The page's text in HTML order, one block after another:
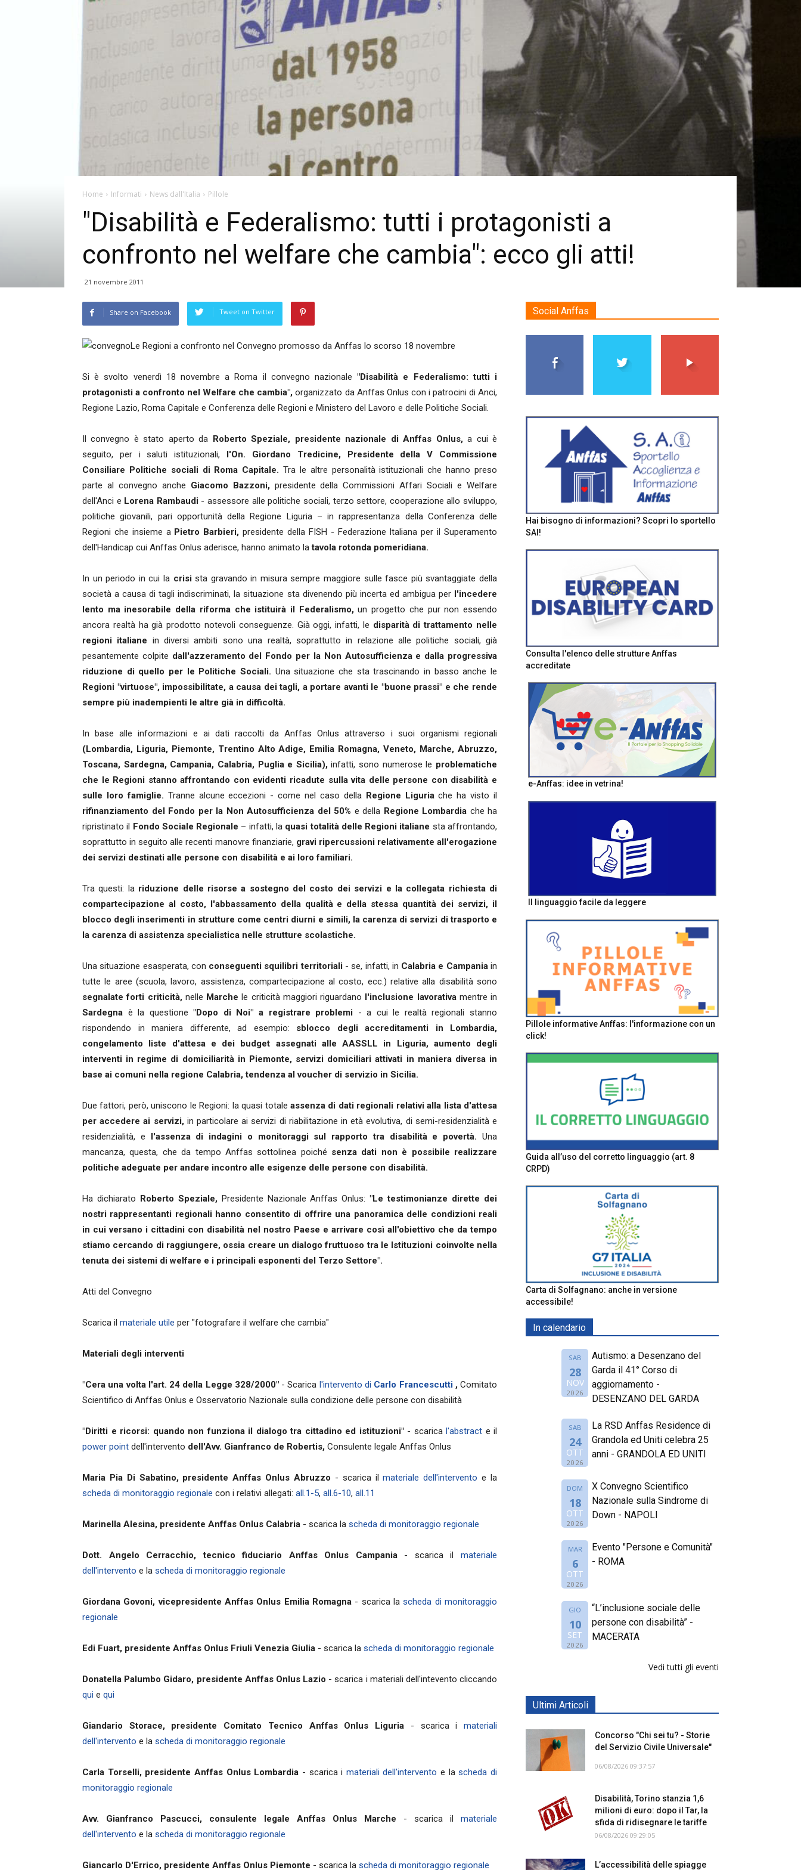
Home Informati News dall'Italia Pillole
"Disabilità e Federalismo: tutti i protagonisti a
confronto nel welfare che cambia": ecco gli atti!
21 novembre 2011
Share on Facebook Tweet on Twitter
Le Regioni a confronto nel Convegno promosso da Anffas lo scorso 18 novembre
Si è svolto venerdì 18 novembre a Roma il convegno nazionale"Disabilità e Federalismo: tutti i
protagonisti a confronto nel Welfare che cambia", organizzato da Anffas Onlus con i patrocini di Anci,
Regione Lazio, Roma Capitale e Conferenza delle Regioni e Ministero del Lavoro e delle Politiche Sociali.
Il convegno è stato aperto da Roberto Speziale, presidente nazionale di Anffas Onlus,a cui è
seguito, per i saluti istituzionali,
l'On. Giordano Tredicine, Presidente della V Commissione
Consiliare Politiche sociali di Roma Capitale. Tra le altre personalità istituzionali che hanno preso
parte al convegno anche Giacomo Bazzoni,presidente della Commissioni Affari Sociali e Welfare
dell'Anci e Lorena Rambaudi- assessore alle politiche sociali, terzo settore, cooperazione allo sviluppo,
politiche giovanili, pari opportunità della Regione Liguria – in rappresentanza della Conferenza delle
Regioni che insieme a Pietro Barbieri, presidente della FISH - Federazione Italiana per il Superamento
dell'Handicap cui Anffas Onlus aderisce, hanno animato latavola rotonda pomeridiana.
In un periodo in cui la crisista gravando in misura sempre maggiore sulle fasce più svantaggiate della
società a causa di tagli indiscriminati, la situazione sta divenendo più incerta ed ambigua per l'incedere
lento ma inesorabile della riforma che istituirà il Federalismo,un progetto che pur non essendo
ancora realtà ha già prodotto notevoli conseguenze. Già oggi, infatti, le disparità di trattamento nelle
regioni italiane in diversi ambiti sono una realtà, soprattutto in relazione alle politiche sociali, già
pesantemente colpite dall'azzeramento del Fondo per la Non Autosufficienza e dalla progressiva
riduzione di quello per le Politiche Sociali. Una situazione che sta trascinando in basso anche le
Regioni "virtuose", impossibilitate, a causa dei tagli, a portare avanti le "buone prassi" e che rende
sempre più inadempienti le altre già in difficoltà.
In base alle informazioni e ai dati raccolti da Anffas Onlus attraverso i suoi organismi regionali
(Lombardia, Liguria, Piemonte, Trentino Alto Adige, Emilia Romagna, Veneto, Marche, Abruzzo,
Toscana, Sardegna, Campania, Calabria, Puglia e Sicilia),infatti, sono numerose le problematiche
che le Regioni stanno affrontando con evidenti ricadute sulla vita delle persone con disabilità e
sulle loro famiglie. Tranne alcune eccezioni - come nel caso della Regione Liguriache ha visto il
rifinanziamento del Fondo per la Non Autosufficienza del 50% e della Regione Lombardia che ha
ripristinato il
Fondo Sociale Regionale – infatti, la quasi totalità delle Regioni italiane sta affrontando,
soprattutto in seguito alle recenti manovre finanziarie, gravi ripercussioni relativamente all'erogazione
dei servizi destinati alle persone con disabilità e ai loro familiari.
Tra questi: la riduzione delle risorse a sostegno del costo dei servizi e la collegata richiesta di
compartecipazione al costo, l'abbassamento della qualità e della stessa quantità dei servizi, il
blocco degli inserimenti in strutture come centri diurni e simili, la carenza di servizi di trasporto e
la carenza di assistenza specialistica nelle strutture scolastiche.
Una situazione esasperata, con conseguenti squilibri territoriali- se, infatti, in Calabria e Campaniain
tutte le aree (scuola, lavoro, assistenza, compartecipazione al costo, ecc.) relative alla disabilità sono
segnalate forti criticità,nelle Marche le criticità maggiori riguardano l'inclusione lavorativamentre in
Sardegna è la questione"Dopo di Noi" a registrare problemi - a cui le realtà regionali stanno
rispondendo in maniera differente, ad esempio: sblocco degli accreditamenti in Lombardia,
congelamento liste d'attesa e dei budget assegnati alle AASSLL in Liguria, aumento degli
interventi in regime di domiciliarità in Piemonte, servizi domiciliari attivati in maniera diversa in
base ai comuni nella regione Calabria, tendenza al voucher di servizio in Sicilia.
Due fattori, però, uniscono le Regioni: la quasi totale assenza di dati regionali relativi alla lista d'attesa
per accedere ai servizi,in particolare ai servizi di riabilitazione in età evolutiva, di semi-residenzialità e
residenzialità, e
l'assenza di indagini o monitoraggi sul rapporto tra disabilità e povertà. Una
mancanza, questa, che da tempo Anffas sottolinea poiché senza dati non è possibile realizzare
politiche adeguate per andare incontro alle esigenze delle persone con disabilità.
Ha dichiarato Roberto Speziale,Presidente Nazionale Anffas Onlus:"Le testimonianze dirette dei
nostri rappresentanti regionali hanno consentito di offrire una panoramica delle condizioni reali
in cui versano i cittadini con disabilità nel nostro Paese e arrivare così all'obiettivo che da tempo
stiamo cercando di raggiungere, ossia creare un dialogo fruttuoso tra le Istituzioni coinvolte nella
tenuta dei sistemi di welfare e i principali esponenti del Terzo Settore".
Atti del Convegno
Scarica il materiale utile per "fotografare il welfare che cambia"
Materiali degli interventi
"Cera una volta l'art. 24 della Legge 328/2000"- Scarica l'intervento di Carlo Francescutti ,Comitato
Scientifico di Anffas Onlus e Osservatorio Nazionale sulla condizione delle persone con disabilità
"Diritti e ricorsi: quando non funziona il dialogo tra cittadino ed istituzioni"- scarica l'abstract e il
power point dell'intervento dell'Avv. Gianfranco de Robertis, Consulente legale Anffas Onlus
Maria Pia Di Sabatino, presidente Anffas Onlus Abruzzo - scarica ilmateriale dell'interventoe la
scheda di monitoraggio regionale con i relativi allegati: all.1-5, all.6-10, all.11
Marinella Alesina, presidente Anffas Onlus Calabria - scarica la scheda di monitoraggio regionale
Dott. Angelo Cerracchio, tecnico fiduciario Anffas Onlus Campania- scarica ilmateriale
dell'intervento e la scheda di monitoraggio regionale
Giordana Govoni, vicepresidente Anffas Onlus Emilia Romagna - scarica lascheda di monitoraggio
regionale
Edi Fuart, presidente Anffas Onlus Friuli Venezia Giulia - scarica la scheda di monitoraggio regionale
Donatella Palumbo Gidaro, presidente Anffas Onlus Lazio - scarica i materiali dell'intevento cliccando
qui e qui
Giandario Storace, presidente Comitato Tecnico Anffas Onlus Liguria - scarica imateriali
dell'intervento e la scheda di monitoraggio regionale
Carla Torselli, presidente Anffas Onlus Lombardia - scarica i materiali dell'interventoe lascheda di
monitoraggio regionale
Avv. Gianfranco Pascucci, consulente legale Anffas Onlus Marche - scarica il materiale
dell'intervento e la scheda di monitoraggio regionale
Giancarlo D'Errico, presidente Anffas Onlus Piemonte - scarica la scheda di monitoraggio regionale
Social Anffas
Hai bisogno di informazioni? Scopri lo sportello
SAI!
Consulta l'elenco delle strutture Anffas
accreditate
e-Anffas: idee in vetrina!
Il linguaggio facile da leggere
Pillole informative Anffas: l'informazione con un
click!
Guida all’uso del corretto linguaggio (art. 8
CRPD)
Carta di Solfagnano: anche in versione
accessibile!
In calendario
SAB
28
NOV
2026
Autismo: a Desenzano del
Garda il 41° Corso di
aggiornamento -
DESENZANO DEL GARDA
SAB
24
OTT
2026
La RSD Anffas Residence di
Grandola ed Uniti celebra 25
anni - GRANDOLA ED UNITI
DOM
18
OTT
2026
X Convegno Scientifico
Nazionale sulla Sindrome di
Down - NAPOLI
MAR
6
OTT
2026
Evento "Persone e Comunità"
- ROMA
GIO
10
SET
2026
“L’inclusione sociale delle
persone con disabilità” -
MACERATA
Vedi tutti gli eventi
Ultimi Articoli
Concorso "Chi sei tu? - Storie
del Servizio Civile Universale"
06/08/2026 09:37:57
Disabilità, Torino stanzia 1,6
milioni di euro: dopo il Tar, la
sfida di ridisegnare le tariffe
06/08/2026 09:29:05
L’accessibilità delle spiagge